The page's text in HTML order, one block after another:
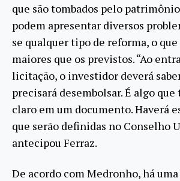
que são tombados pelo
podem apresentar diversos
se qualquer tipo de reforma, o
maiores que os previstos. “Ao
licitação, o investidor deverá
precisará desembolsar. É algo
claro em um documento. Haverá
que serão definidas no Conselho
antecipou Ferraz.
De acordo com Medronho, há